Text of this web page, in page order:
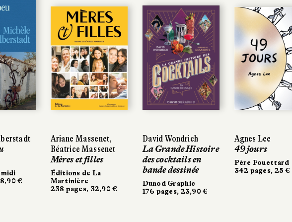
€
Ariane Massenet,
Béatrice Massenet
Mères et filles
Éditions de La
Martinière
238 pages, 32,90 €
David Wondrich
La Grande Histoire
des cocktails en
bande dessinée
Dunod Graphic
176 pages, 23,90 €
Agnes Lee
49 jours
Père Fouettard
342 pages, 25 €